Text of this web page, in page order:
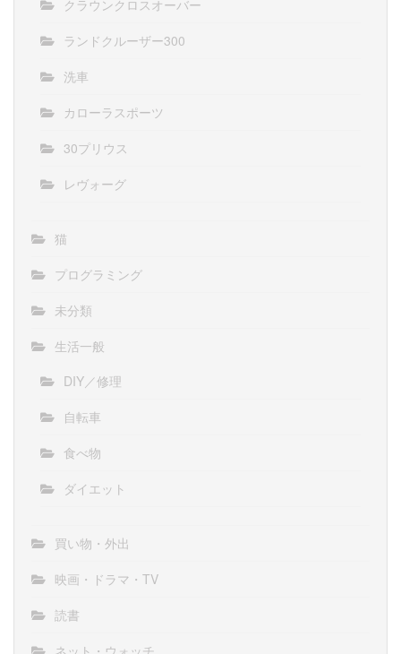
クラウンクロスオーバー
ランドクルーザー300
洗車
カローラスポーツ
30プリウス
レヴォーグ
猫
プログラミング
未分類
生活一般
DIY／修理
自転車
食べ物
ダイエット
買い物・外出
映画・ドラマ・TV
読書
ネット・ウォッチ